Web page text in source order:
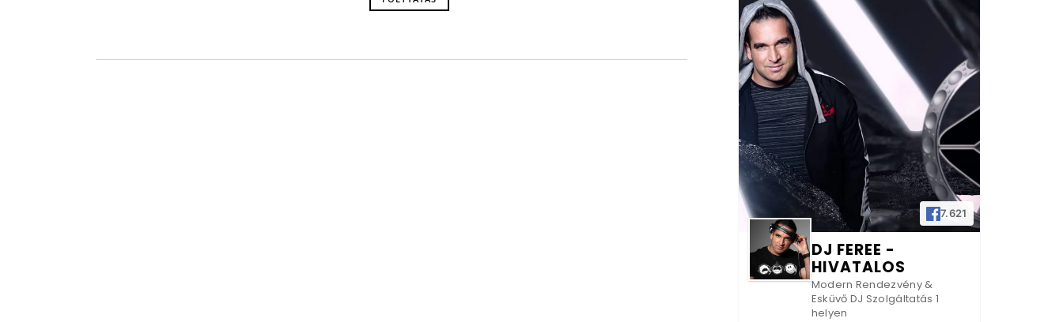
7.621
DJ FEREE -
HIVATALOS
Modern Rendezvény &
Esküvő DJ Szolgáltatás 1
helyen